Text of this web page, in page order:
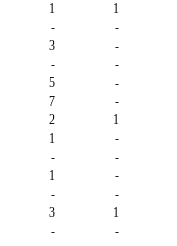
1
1
-
-
3
-
-
-
5
-
7
-
2
1
1
-
-
-
1
-
-
-
3
1
-
-